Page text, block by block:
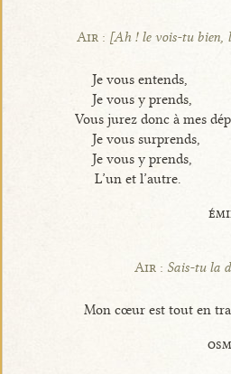
Air : [Ah ! le vois-tu bien,
Je vous entends,
Je vous y prends,
Vous jurez donc à mes
Je vous surprends,
Je vous y prends,
L’un et l’autre.
Air : Sais-tu la
Mon cœur est tout en